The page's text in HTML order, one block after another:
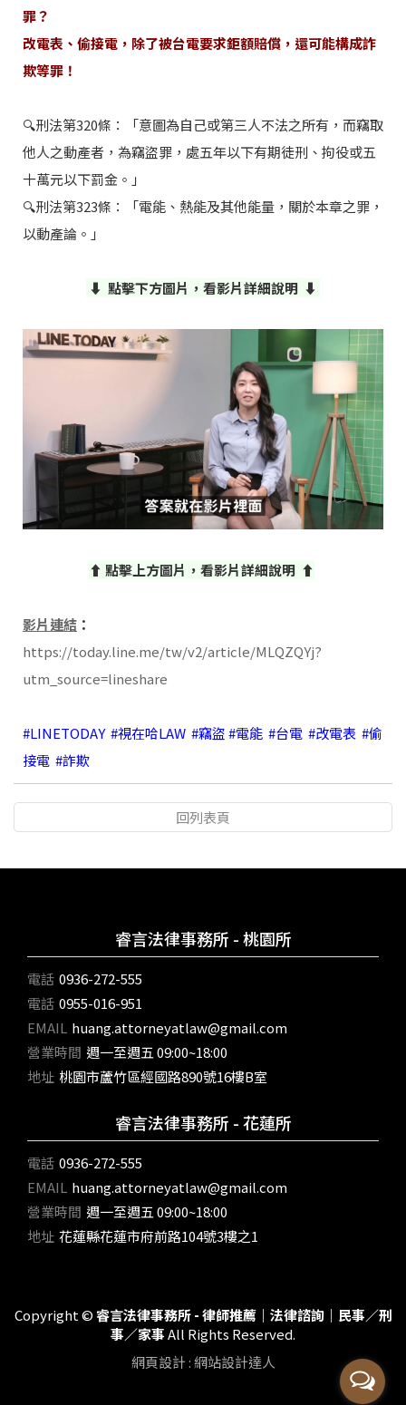
最新消息＆案例分享
聯絡我們
罪？
改電表、偷接電，除了被台電要求鉅額賠償，還可能構成詐
欺等罪！
🔍刑法第320條：「意圖為自己或第三人不法之所有，而竊取
他人之動產者，為竊盜罪，處五年以下有期徒刑、拘役或五
十萬元以下罰金。」
🔍刑法第323條：「電能、熱能及其他能量，關於本章之罪，
以動產論。」
⬇ 點擊下方圖片，看影片詳細說明 ⬇
⬆ 點擊上方圖片，看影片詳細說明 ⬆
影片連結 ：
https://today.line.me/tw/v2/article/MLQZQYj?
utm_source=lineshare
#LINETODAY #視在哈LAW #竊盜 #電能 #台電 #改電表 #偷
接電 #詐欺
回列表頁
睿言法律事務所 - 桃園所
電話 0936-272-555
電話 0955-016-951
EMAIL huang.attorneyatlaw@gmail.com
營業時間 週一至週五 09:00~18:00
地址 桃園市蘆竹區經國路890號16樓B室
睿言法律事務所 - 花蓮所
電話 0936-272-555
EMAIL huang.attorneyatlaw@gmail.com
營業時間 週一至週五 09:00~18:00
地址 花蓮縣花蓮市府前路104號3樓之1
Copyright ©睿言法律事務所 - 律師推薦｜法律諮詢｜民事／刑
事／家事All Rights Reserved.
網頁設計:網站設計達人